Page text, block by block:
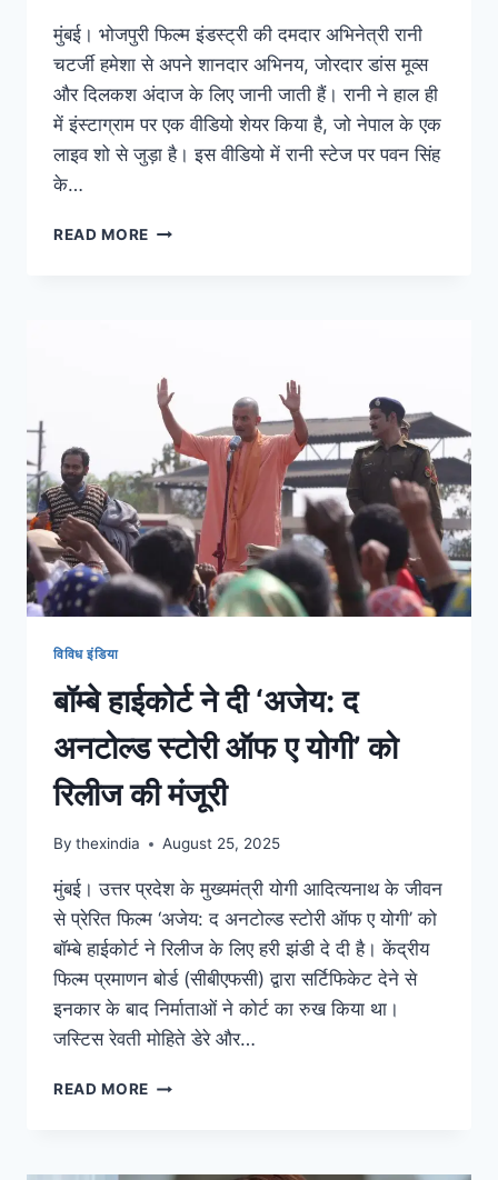
मुंबई। भोजपुरी फिल्म इंडस्ट्री की दमदार अभिनेत्री रानी
चटर्जी हमेशा से अपने शानदार अभिनय, जोरदार डांस मूव्स
और दिलकश अंदाज के लिए जानी जाती हैं। रानी ने हाल ही
में इंस्टाग्राम पर एक वीडियो शेयर किया है, जो नेपाल के एक
लाइव शो से जुड़ा है। इस वीडियो में रानी स्टेज पर पवन सिंह
के…
READ MORE
विविध इंडिया
बॉम्बे हाईकोर्ट ने दी ‘अजेय: द
अनटोल्ड स्टोरी ऑफ ए योगी’ को
रिलीज की मंजूरी
By thexindia August 25, 2025
मुंबई। उत्तर प्रदेश के मुख्यमंत्री योगी आदित्यनाथ के जीवन
से प्रेरित फिल्म ‘अजेय: द अनटोल्ड स्टोरी ऑफ ए योगी’ को
बॉम्बे हाईकोर्ट ने रिलीज के लिए हरी झंडी दे दी है। केंद्रीय
फिल्म प्रमाणन बोर्ड (सीबीएफसी) द्वारा सर्टिफिकेट देने से
इनकार के बाद निर्माताओं ने कोर्ट का रुख किया था।
जस्टिस रेवती मोहिते डेरे और…
READ MORE